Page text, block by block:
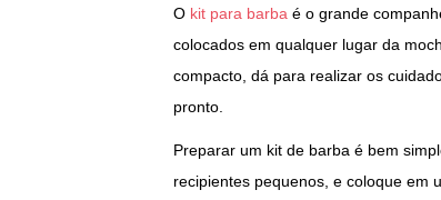
O kit para barbaé o grande
colocados em qualquer lugar da
compacto, dá para realizar os
pronto.
Preparar um kit de barba é bem
recipientes pequenos, e coloque em